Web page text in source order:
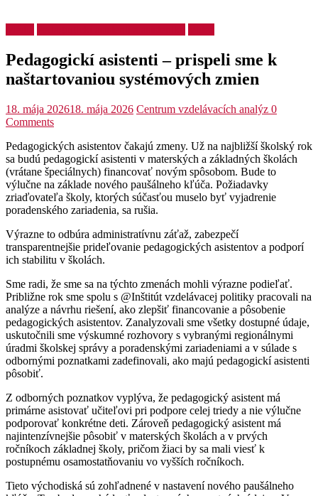
Pedagogickí asistenti – prispeli sme k
naštartovaniou systémových zmien
18. mája 202618. mája 2026 Centrum vzdelávacích analýz 0
Comments
Pedagogických asistentov čakajú zmeny. Už na najbližší školský rok
sa budú pedagogickí asistenti v materských a základných školách
(vrátane špeciálnych) financovať novým spôsobom. Bude to
výlučne na základe nového paušálneho kľúča. Požiadavky
zriaďovateľa školy, ktorých súčasťou muselo byť vyjadrenie
poradenského zariadenia, sa rušia.
Výrazne to odbúra administratívnu záťaž, zabezpečí
transparentnejšie prideľovanie pedagogických asistentov a podporí
ich stabilitu v školách.
Sme radi, že sme sa na týchto zmenách mohli výrazne podieľať.
Približne rok sme spolu s @Inštitút vzdelávacej politiky pracovali na
analýze a návrhu riešení, ako zlepšiť financovanie a pôsobenie
pedagogických asistentov. Zanalyzovali sme všetky dostupné údaje,
uskutočnili sme výskumné rozhovory s vybranými regionálnymi
úradmi školskej správy a poradenskými zariadeniami a v súlade s
odbornými poznatkami zadefinovali, ako majú pedagogickí asistenti
pôsobiť.
Z odborných poznatkov vyplýva, že pedagogický asistent má
primárne asistovať učiteľovi pri podpore celej triedy a nie výlučne
podporovať konkrétne deti. Zároveň pedagogický asistent má
najintenzívnejšie pôsobiť v materských školách a v prvých
ročníkoch základnej školy, pričom žiaci by sa mali viesť k
postupnému osamostatňovaniu vo vyšších ročníkoch.
Tieto východiská sú zohľadnené v nastavení nového paušálneho